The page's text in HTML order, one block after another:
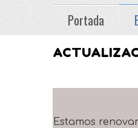
Portada
Estamos